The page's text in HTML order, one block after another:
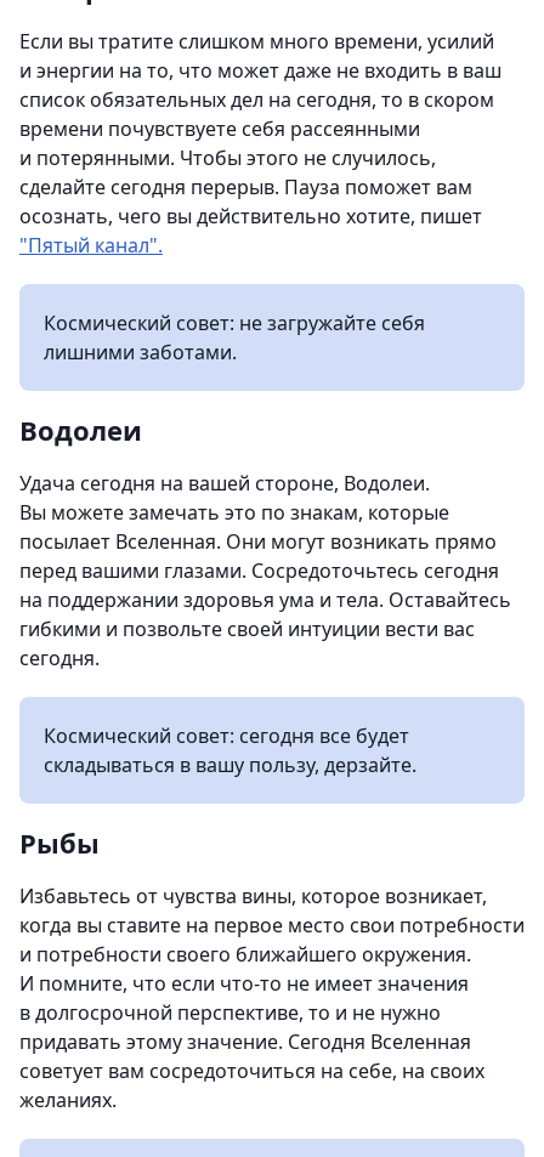
Если вы тратите слишком много времени, усилий
и энергии на то, что может даже не входить в ваш
список обязательных дел на сегодня, то в скором
времени почувствуете себя рассеянными
и потерянными. Чтобы этого не случилось,
сделайте сегодня перерыв. Пауза поможет вам
осознать, чего вы действительно хотите, пишет
"Пятый канал".
Космический совет: не загружайте себя
лишними заботами.
Водолеи
Удача сегодня на вашей стороне, Водолеи.
Вы можете замечать это по знакам, которые
посылает Вселенная. Они могут возникать прямо
перед вашими глазами. Сосредоточьтесь сегодня
на поддержании здоровья ума и тела. Оставайтесь
гибкими и позвольте своей интуиции вести вас
сегодня.
Космический совет: сегодня все будет
складываться в вашу пользу, дерзайте.
Рыбы
Избавьтесь от чувства вины, которое возникает,
когда вы ставите на первое место свои потребности
и потребности своего ближайшего окружения.
И помните, что если что-то не имеет значения
в долгосрочной перспективе, то и не нужно
придавать этому значение. Сегодня Вселенная
советует вам сосредоточиться на себе, на своих
желаниях.